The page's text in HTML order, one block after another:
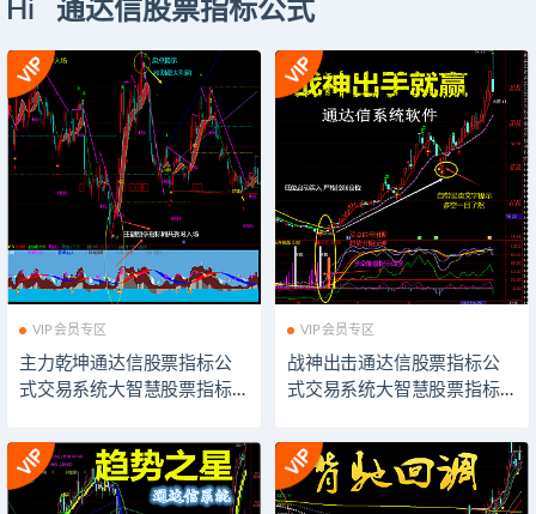
指示器软件
Hi 通达信股票指标公式
VIP会员专区
主力乾坤通达信股票指标公
式交易系统大智慧股票指标
标公式飞狐股票指标公式模
板看盘辅助插件指示器软件
VIP会员专区
战神出击通达信股票指标公
式交易系统大智慧股票指标
标公式飞狐股票指标公式模
板看盘辅助插件指示器软件